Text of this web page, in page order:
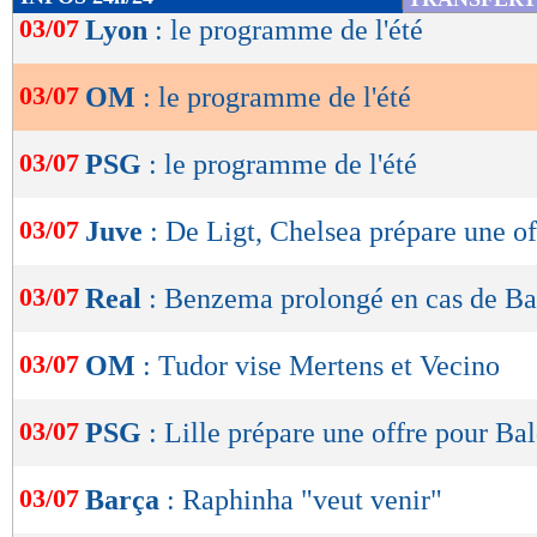
27 juillet :Betis - OM, à 20h30 au Proact
Story).
31 juillet :OM - Milan AC, à 18h00 au
RMC Story).
Lu 28.683 fois- Romain Rigaux
de
lecture
OK
03/07 Lyon : le programme de l'été
03/07 OM : le programme de l'été
03/07 PSG : le programme de l'été
03/07 Juve : De Ligt, Chelsea prépare une
03/07 Real : Benzema prolongé en cas de
03/07 OM : Tudor vise Mertens et Vecino
03/07 PSG : Lille prépare une offre pour
03/07 Barça : Raphinha "veut venir"